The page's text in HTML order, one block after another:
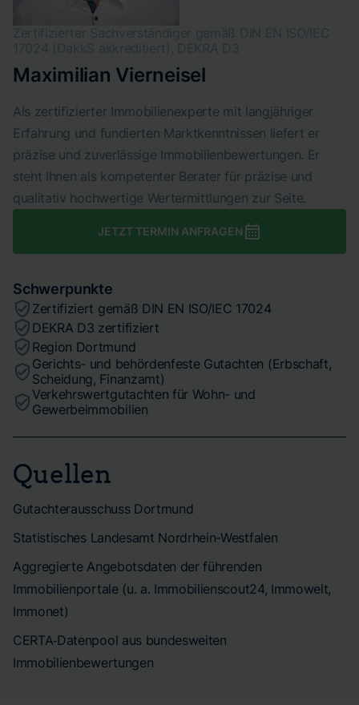
Maximilian Vierneisel
Als zertifizierter Immobilienexperte mit langjähriger
Erfahrung und fundierten Marktkenntnissen liefert er
präzise und zuverlässige Immobilienbewertungen. Er
steht Ihnen als kompetenter Berater für präzise und
qualitativ hochwertige Wertermittlungen zur Seite.
JETZT TERMIN ANFRAGEN
Schwerpunkte
Zertifiziert gemäß DIN EN ISO/IEC 17024
DEKRA D3 zertifiziert
Region Dortmund
Gerichts- und behördenfeste Gutachten (Erbschaft,
Scheidung, Finanzamt)
Verkehrswertgutachten für Wohn- und
Gewerbeimmobilien
Quellen
Gutachterausschuss Dortmund
Statistisches Landesamt Nordrhein-Westfalen
Aggregierte Angebotsdaten der führenden
Immobilienportale (u. a. Immobilienscout24, Immowelt,
Immonet)
CERTA‑Datenpool aus bundesweiten
Immobilienbewertungen